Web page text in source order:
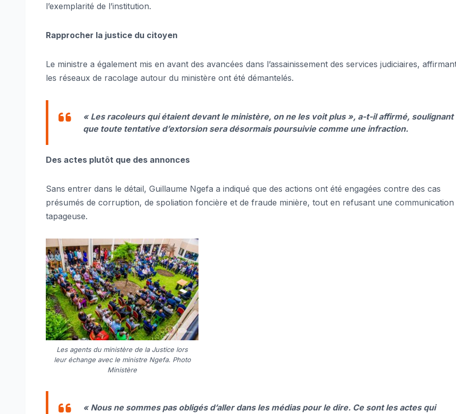
l’exemplarité de l’institution.
Rapprocher la justice du citoyen
Le ministre a également mis en avant des avancées dans l’assainissement des services judiciaires,
les réseaux de racolage autour du ministère ont été démantelés.
« Les racoleurs qui étaient devant le ministère, on ne les voit plus », a-t-il affirmé, soulignant
que toute tentative d’extorsion sera désormais poursuivie comme une infraction.
Des actes plutôt que des annonces
Sans entrer dans le détail, Guillaume Ngefa a indiqué que des actions ont été engagées contre des cas
présumés de corruption, de spoliation foncière et de fraude minière, tout en refusant une communication
tapageuse.
Les agents du ministère de la Justice lors
leur échange avec le ministre Ngefa. Photo
Ministère
« Nous ne sommes pas obligés d’aller dans les médias pour le dire. Ce sont les actes qui